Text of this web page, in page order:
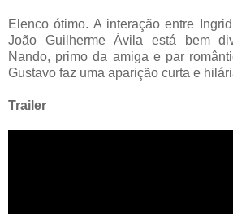
Elenco ótimo. A interação entre
João Guilherme Ávila está bem
Nando, primo da amiga e par
Gustavo faz uma aparição curta e
Trailer